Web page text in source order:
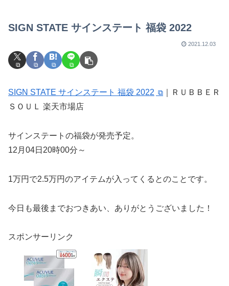
SIGN STATE サインステート 福袋 2022
2021.12.03
SIGN STATE サインステート 福袋 2022
｜ＲＵＢＢＥＲ
ＳＯＵＬ 楽天市場店
サインステートの福袋が発売予定。
12月04日20時00分～
1万円で2.5万円のアイテムが入ってくるとのことです。
今日も最後までおつきあい、ありがとうございました！
スポンサーリンク